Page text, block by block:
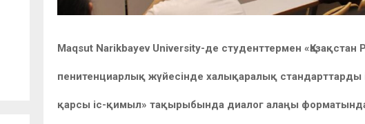
Maqsut Narikbayev University-де студенттермен
пенитенциарлық жүйесінде халықаралық стандарттарды
қарсы іс-қимыл» тақырыбында диалог алаңы форматында